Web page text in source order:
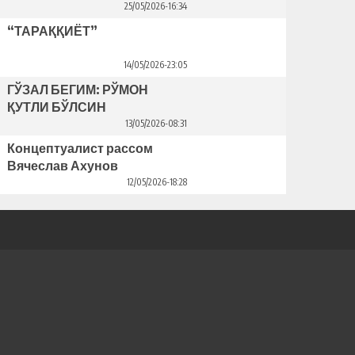
25/05/2026-16:34
“ТАРАҚҚИЁТ”
14/05/2026-23:05
ГЎЗАЛ БЕГИМ: РЎМОН
ҚУТЛИ БЎЛСИН
13/05/2026-08:31
Концептуалист рассом
Вячеслав Ахунов
Венецияда ўз кўргазмасини
12/05/2026-18:28